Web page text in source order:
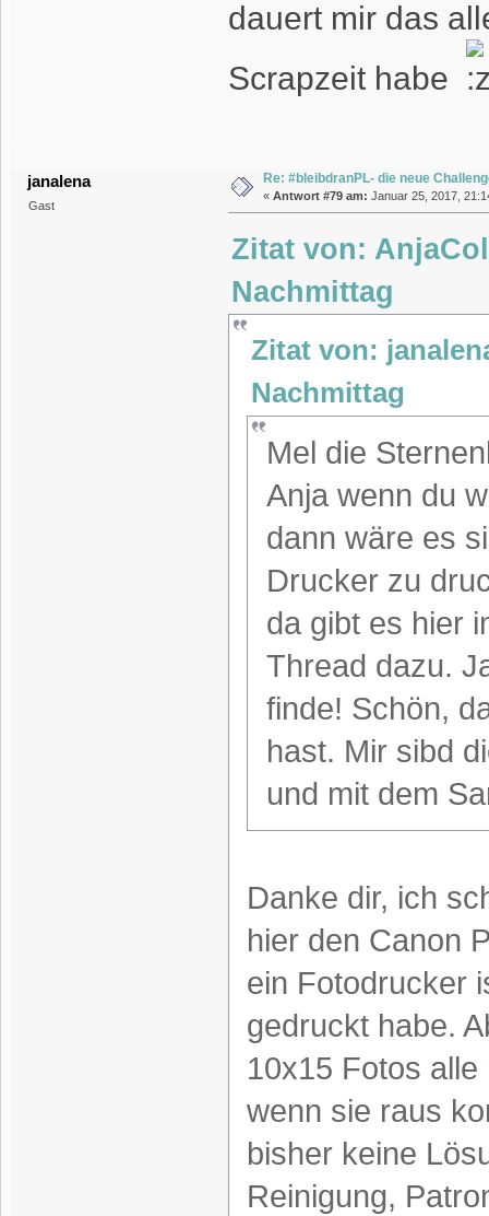
dauert mir das
Scrapzeit habe
janalena
Gast
Re: #bleibdranPL- die neue
« Antwort #79 am: Januar 25, 2017,
Zitat von:
Nachmittag
Zitat von:
Nachmittag
Mel die
Anja wenn du
dann wäre es
Drucker zu
da gibt es hier
Thread dazu.
finde! Schön,
hast. Mir sibd
und mit dem
Danke dir, ich
hier den Canon
ein Fotodrucker
gedruckt habe.
10x15 Fotos
wenn sie raus
bisher keine
Reinigung,